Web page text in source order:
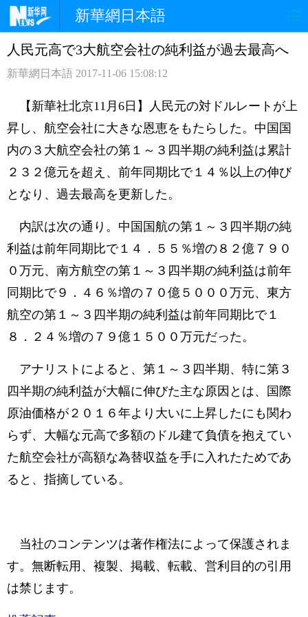
新華網日本語
ホームページ 政治 経済
観光 評論 写真
中日対訳
人民元高で3大航空会社の純利益が過去最高へ
新華網日本語 2017-11-06 15:08:12
【新華社北京11月6日】人民元の対ドルレートが上
昇し、航空会社に大きな恩恵をもたらした。中国国
内の３大航空会社の第１～３四半期の純利益は累計
２３２億元を超え、前年同期比で１４％以上の伸び
となり、過去最高を更新した。
内訳は次の通り。中国国航の第１～３四半期の純
利益は前年同期比で１４．５５％増の８２億７９０
０万元、南方航空の第１～３四半期の純利益は前年
同期比で９．４６％増の７０億５０００万元、東方
航空の第１～３四半期の純利益は前年同期比で１
８．２４％増の７９億１５００万元だった。
アナリストによると、第１～３四半期、特に第３
四半期の純利益が大幅に伸びた主な原因とは、国際
原油価格が２０１６年より大いに上昇したにも関わ
らず、大幅な元高で多額のドル建て負債を抱えてい
た航空会社が高額な為替収益を手に入れたためであ
ると、指摘している。
当社のコンテンツは著作権法によって保護されま
す。無断転用、複製、掲載、転載、営利目的の引用
は禁じます。